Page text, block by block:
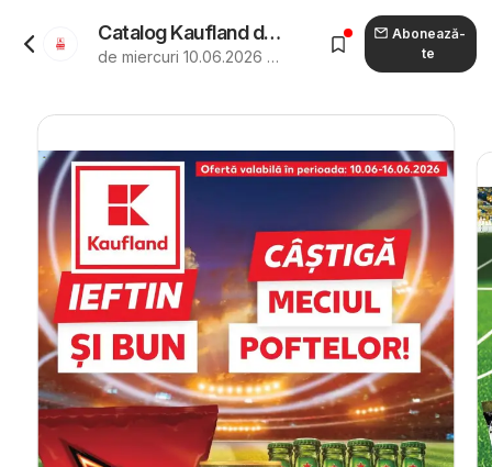
Catalog Kaufland de la 10.06.2026 - Revista "Kaufland Deva"
de miercuri 10.06.2026 până marți 16.06.2026
Abonează-
te